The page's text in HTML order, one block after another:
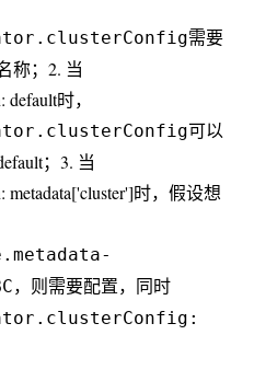
需要
称；2. 当
default时，
可以
；3. 当
metadata['cluster']时，假设想
，则需要配置，同时